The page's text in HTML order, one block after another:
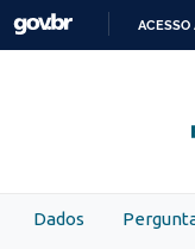
Skip to main content
ACESSO
Dados